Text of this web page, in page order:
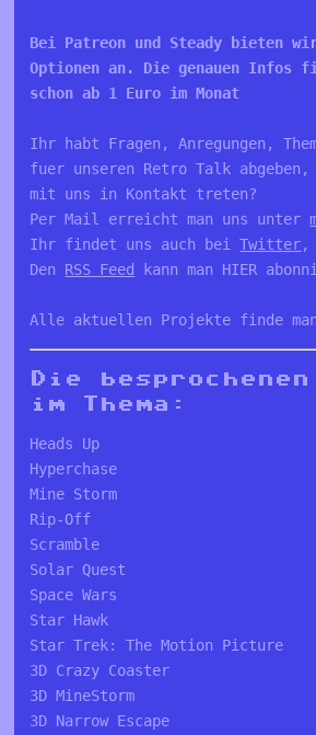
Bei Patreon und Steady bieten
Optionen an. Die genauen Infos
schon ab 1 Euro im Monat
Ihr habt Fragen, Anregungen,
fuer unseren Retro Talk
mit uns in Kontakt treten?
Per Mail erreicht man uns unter
Ihr findet uns auch bei Twitter,
Den RSS Feed kann man HIER
Alle aktuellen Projekte finde
Die
im Thema:
Heads Up
Hyperchase
Mine Storm
Rip-Off
Scramble
Solar Quest
Space Wars
Star Hawk
Star Trek: The Motion Picture
3D Crazy Coaster
3D MineStorm
3D Narrow Escape